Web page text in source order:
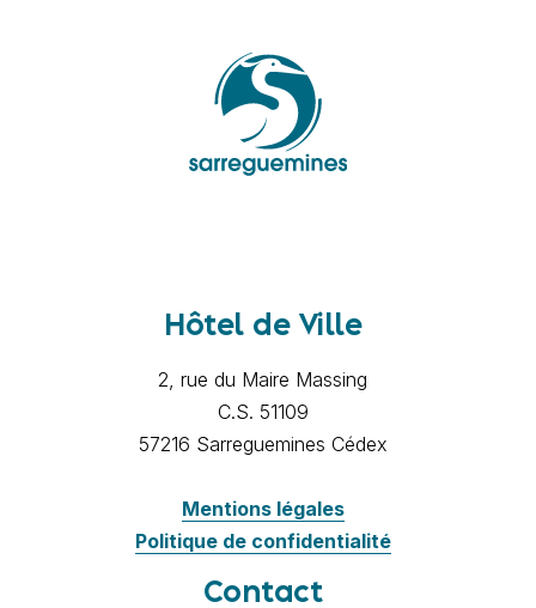
Hôtel de Ville
2, rue du Maire Massing
C.S. 51109
57216 Sarreguemines Cédex
Mentions légales
Politique de confidentialité
Contact